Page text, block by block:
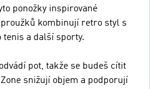
ponožky inspirované
kombinují retro styl s
a další sporty.
pot, takže se budeš cítit
snižují objem a podporují